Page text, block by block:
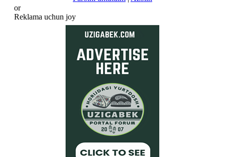
or
Reklama uchun joy